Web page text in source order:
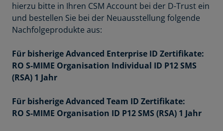
hierzu bitte in Ihren CSM Account bei der D-Trust ein
und bestellen Sie bei der Neuausstellung folgende
Nachfolgeprodukte aus:
Für bisherige Advanced Enterprise ID Zertifikate:
RO S-MIME Organisation Individual ID P12 SMS
(RSA) 1 Jahr
Für bisherige Advanced Team ID Zertifikate:
RO S-MIME Organisation ID P12 SMS (RSA) 1 Jahr